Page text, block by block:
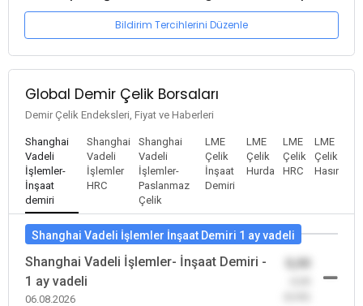
Bildirim Tercihlerini Düzenle
Global Demir Çelik Borsaları
Demir Çelik Endeksleri, Fiyat ve Haberleri
Shanghai
Vadeli
İşlemler-
İnşaat
demiri
Shanghai
Vadeli
İşlemler
HRC
Shanghai
Vadeli
İşlemler-
Paslanmaz
Çelik
LME
Çelik
İnşaat
Demiri
LME
Çelik
Hurda
LME
Çelik
HRC
LME
Çelik
Hasır
Shanghai Vadeli İşlemler İnşaat Demiri 1 ay vadeli
Shanghai Vadeli İşlemler- İnşaat Demiri -
1 ay vadeli
06.08.2026
0,00